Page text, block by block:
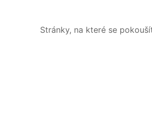
Stránky, na které se